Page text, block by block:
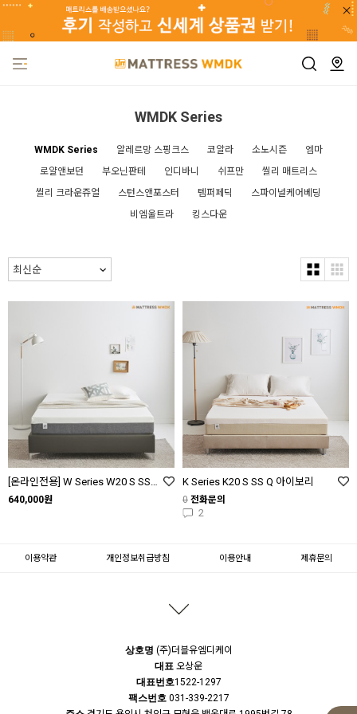
WMDK Series
WMDK Series 알레르망 스핑크스 코알라 소노시즌
엠마
로얄앤보던
부오닌판테 인디바니 쉬프만
씰리 매트리스
씰리 크라운쥬얼
스턴스앤포스터 템퍼페딕
스파이널케어베딩
비엠울트라
킹스다운
[온라인전용] W Series W20 S SS Q 화이트 / 그레이
640,000원
K Series K20 S SS Q 아이보리
0 전화문의
2
이용약관 개인정보취급방침 이용안내 제휴문의
상호명 (주)더블유엠디케이
대표 오상운
대표번호1522-1297
팩스번호031-339-2217